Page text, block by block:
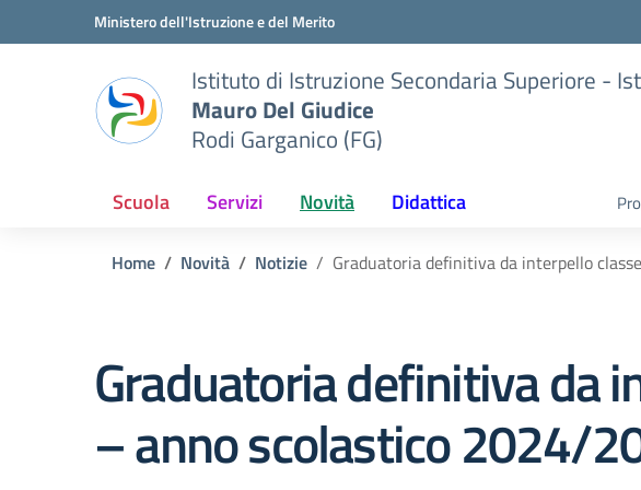
Vai ai contenuti
Vai al menu di navigazioneMinistero dell'Istruzione e del Merito
Istituto di Istruzione Secondaria Superiore -
Mauro Del Giudice
Rodi Garganico (FG)
Scuola Servizi Novità Didattica
Home Novità Notizie Graduatoria definitiva da interpello
Graduatoria definitiva da
– anno scolastico 2024/